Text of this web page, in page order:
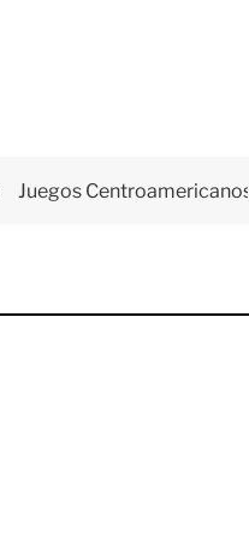
Juegos Centroamericanos